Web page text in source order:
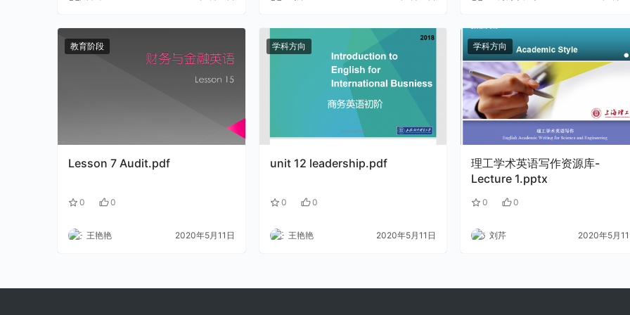
教育阶段
Lesson 7 Audit.pdf
0 0
王艳艳 2020年5月11日
学科方向
unit 12 leadership.pdf
0 0
王艳艳 2020年5月11日
学科方向
理工学术英语写作资源库-
Lecture 1.pptx
0 0
刘芹 2020年5月